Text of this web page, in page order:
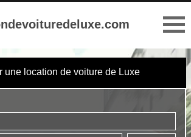
une location de voiture de Luxe